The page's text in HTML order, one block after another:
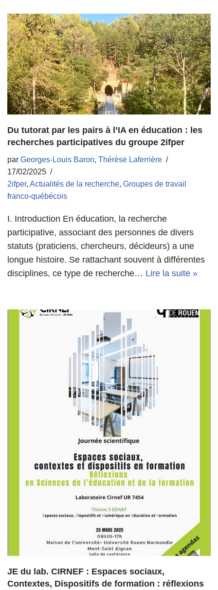
Du tutorat par les pairs à l’IA en éducation : les
recherches participatives du groupe 2ifper
par Georges-Louis Baron, Thérèse Laferrière
17/02/2025
2ifper, Actualités de la recherche, Groupes de travail
franco-québécois
I. Introduction En éducation, la recherche
participative, associant des personnes de divers
statuts (praticiens, chercheurs, décideurs) a une
longue histoire. Se rattachant souvent à différentes
disciplines, ce type de recherche… Lire la suite »
JE du lab. CIRNEF : Espaces sociaux,
Contextes, Dispositifs de formation : réflexions